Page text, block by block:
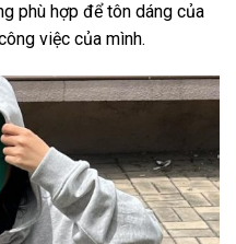
phù hợp để tôn dáng của
việc của mình.